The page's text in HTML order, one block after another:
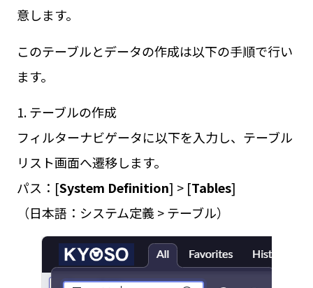
意します。
このテーブルとデータの作成は以下の手順で行い
ます。
1. テーブルの作成
フィルターナビゲータに以下を入力し、テーブル
リスト画面へ遷移します。
パス：[System Definition] > [Tables]
（日本語：システム定義 > テーブル）